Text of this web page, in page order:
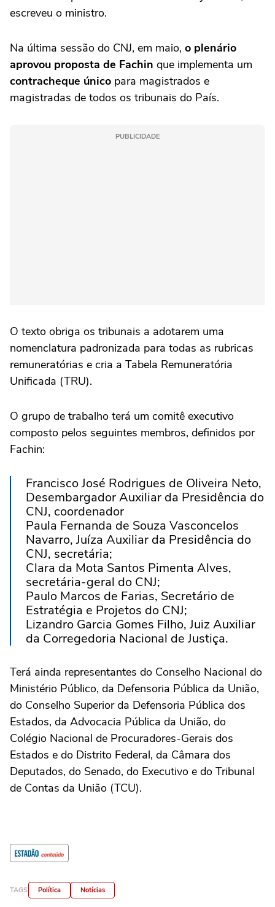
escreveu o ministro.
Na última sessão do CNJ, em maio, o plenário
aprovou proposta de Fachin que implementa um
contracheque único para magistrados e
magistradas de todos os tribunais do País.
PUBLICIDADE
O texto obriga os tribunais a adotarem uma
nomenclatura padronizada para todas as rubricas
remuneratórias e cria a Tabela Remuneratória
Unificada (TRU).
O grupo de trabalho terá um comitê executivo
composto pelos seguintes membros, definidos por
Fachin:
Francisco José Rodrigues de Oliveira Neto,
Desembargador Auxiliar da Presidência do
CNJ, coordenador
Paula Fernanda de Souza Vasconcelos
Navarro, Juíza Auxiliar da Presidência do
CNJ, secretária;
Clara da Mota Santos Pimenta Alves,
secretária-geral do CNJ;
Paulo Marcos de Farias, Secretário de
Estratégia e Projetos do CNJ;
Lizandro Garcia Gomes Filho, Juiz Auxiliar
da Corregedoria Nacional de Justiça.
Terá ainda representantes do Conselho Nacional do
Ministério Público, da Defensoria Pública da União,
do Conselho Superior da Defensoria Pública dos
Estados, da Advocacia Pública da União, do
Colégio Nacional de Procuradores-Gerais dos
Estados e do Distrito Federal, da Câmara dos
Deputados, do Senado, do Executivo e do Tribunal
de Contas da União (TCU).
TAGS Política Notícias